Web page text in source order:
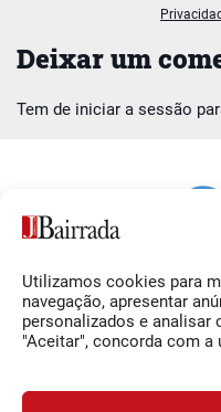
Utilizamos cookies para
navegação, apresentar
personalizados e
"Aceitar", concorda com
Deixar um
Tem de iniciar a sessão
Siga-nos
Facebook